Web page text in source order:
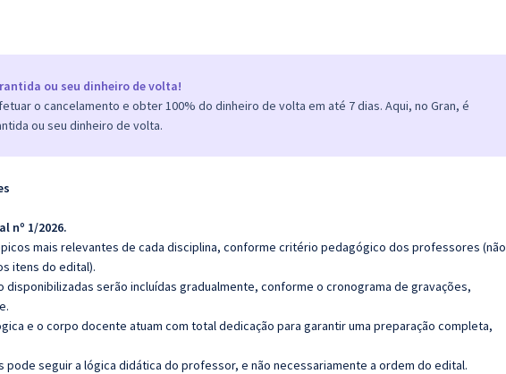
ou seu dinheiro de volta!
o cancelamento e obter 100% do dinheiro de volta em até 7 dias. Aqui, no Gran, é
ou seu dinheiro de volta.
nº 1/2026.
mais relevantes de cada disciplina, conforme critério pedagógico dos professores (não
itens do edital).
disponibilizadas serão incluídas gradualmente, conforme o cronograma de gravações,
e o corpo docente atuam com total dedicação para garantir uma preparação completa,
pode seguir a lógica didática do professor, e não necessariamente a ordem do edital.